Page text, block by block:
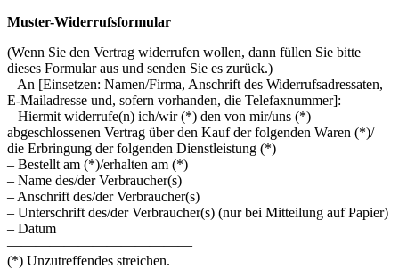
Muster-Widerrufsformular
(Wenn Sie den Vertrag widerrufen wollen, dann füllen Sie bitte
dieses Formular aus und senden Sie es zurück.)
– An [Einsetzen: Namen/Firma, Anschrift des Widerrufsadressaten,
E-Mailadresse und, sofern vorhanden, die Telefaxnummer]:
– Hiermit widerrufe(n) ich/wir (*) den von mir/uns (*)
abgeschlossenen Vertrag über den Kauf der folgenden Waren (*)/
die Erbringung der folgenden Dienstleistung (*)
– Bestellt am (*)/erhalten am (*)
– Name des/der Verbraucher(s)
– Anschrift des/der Verbraucher(s)
– Unterschrift des/der Verbraucher(s) (nur bei Mitteilung auf Papier)
– Datum
—————————————
(*) Unzutreffendes streichen.